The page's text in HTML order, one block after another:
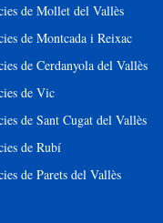
de Mollet del Vallès
de Montcada i Reixac
de Cerdanyola del Vallès
de Vic
de Sant Cugat del Vallès
de Rubí
de Parets del Vallès